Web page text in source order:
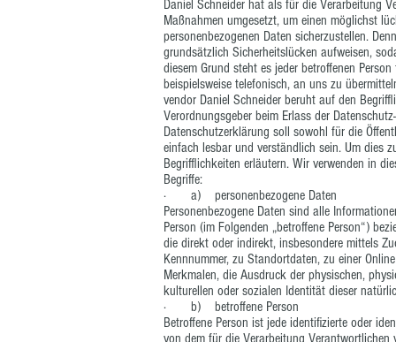
Daniel Schneider hat als für die Verarbeitung
Maßnahmen umgesetzt, um einen möglichst
personenbezogenen Daten sicherzustellen.
grundsätzlich Sicherheitslücken aufweisen,
diesem Grund steht es jeder betroffenen
beispielsweise telefonisch, an uns zu
vendor Daniel Schneider beruht auf den
Verordnungsgeber beim Erlass der
Datenschutzerklärung soll sowohl für die
einfach lesbar und verständlich sein. Um dies
Begrifflichkeiten erläutern. Wir verwenden in
Begriffe:
· a) personenbezogene Daten
Personenbezogene Daten sind alle
Person (im Folgenden „betroffene Person“)
die direkt oder indirekt, insbesondere mittels
Kennnummer, zu Standortdaten, zu einer
Merkmalen, die Ausdruck der physischen,
kulturellen oder sozialen Identität dieser
· b) betroffene Person
Betroffene Person ist jede identifizierte oder
von dem für die Verarbeitung Verantwortlichen